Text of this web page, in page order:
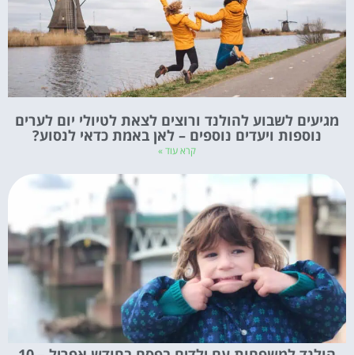
מגיעים לשבוע להולנד ורוצים לצאת לטיולי יום לערים
נוספות ויעדים נוספים – לאן באמת כדאי לנסוע?
קרא עוד »